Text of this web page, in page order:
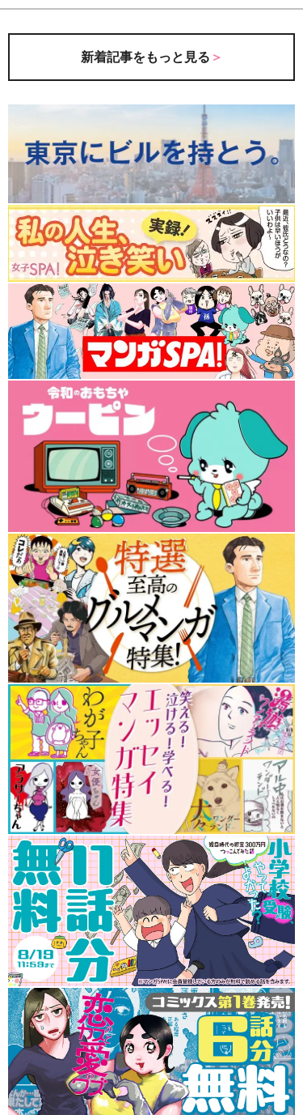
新着記事をもっと見る